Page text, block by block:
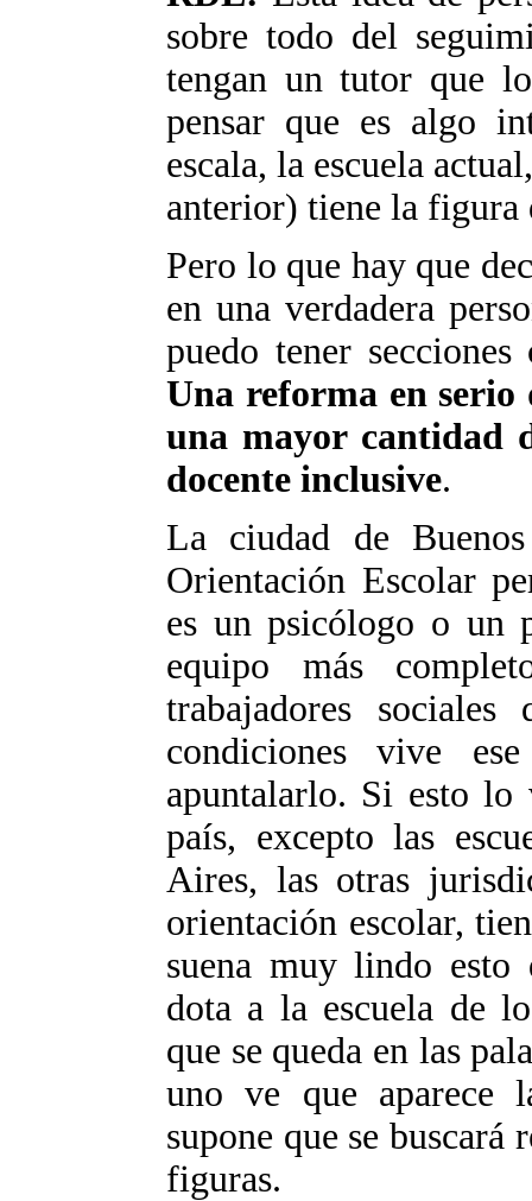
sobre todo del
tengan un tutor que
pensar que es algo
escala, la escuela
anterior) tiene la figura
Pero lo que hay que
en una verdadera
puedo tener
Una reforma en serio
una mayor cantidad
docente inclusive.
La ciudad de
Orientación Escolar
es un psicólogo o un
equipo más
trabajadores
condiciones vive
apuntalarlo. Si esto lo
país, excepto las
Aires, las otras
orientación escolar,
suena muy lindo esto
dota a la escuela de
que se queda en las
uno ve que aparece
supone que se buscará
figuras.